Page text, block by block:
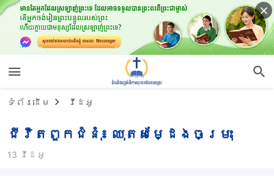
ទំព័រ​ដើម វីដេអូ
ជីវិតពួកជំនុំ៖ ឈុតសម្ដែងចម្រុះ
13 វីដេអូ